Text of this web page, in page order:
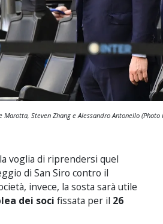
Steven Zhang e Alessandro Antonello (Photo
voglia di riprendersi quel
di San Siro contro il
invece, la sosta sarà utile
dei soci fissata per il 26